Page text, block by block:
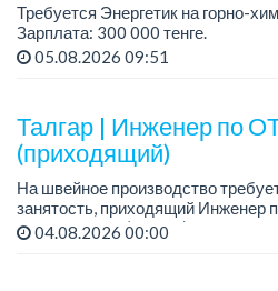
Требуется Энергетик на горно-
Зарплата: 300 000 тенге.
Требования:
- высшее профессиональное
05.08.2026 09:51
Талгар | Инженер по
(приходящий)
На швейное производство
занятость, приходящий Инженер
безопасности (ОТиТБ).
04.08.2026 00:00